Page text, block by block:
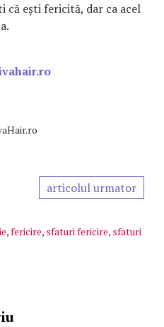
că ești fericită, dar ca acel
articolul urmator
,fericire, sfaturi fericire, sfaturi